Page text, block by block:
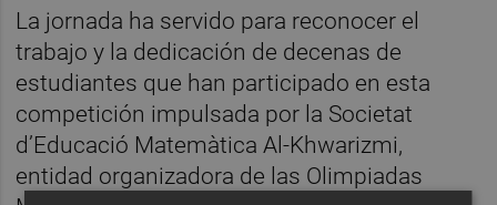
La jornada ha servido para reconocer el
trabajo y la dedicación de decenas de
estudiantes que han participado en esta
competición impulsada por la Societat
d’Educació Matemàtica Al-Khwarizmi,
entidad organizadora de las Olimpiadas